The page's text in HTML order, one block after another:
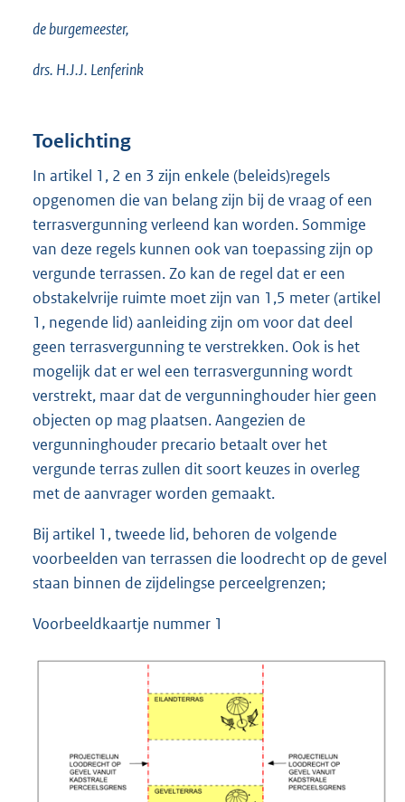
de burgemeester,
drs. H.J.J. Lenferink
Toelichting
In artikel 1, 2 en 3 zijn enkele (beleids)regels
opgenomen die van belang zijn bij de vraag of een
terrasvergunning verleend kan worden. Sommige
van deze regels kunnen ook van toepassing zijn op
vergunde terrassen. Zo kan de regel dat er een
obstakelvrije ruimte moet zijn van 1,5 meter (artikel
1, negende lid) aanleiding zijn om voor dat deel
geen terrasvergunning te verstrekken. Ook is het
mogelijk dat er wel een terrasvergunning wordt
verstrekt, maar dat de vergunninghouder hier geen
objecten op mag plaatsen. Aangezien de
vergunninghouder precario betaalt over het
vergunde terras zullen dit soort keuzes in overleg
met de aanvrager worden gemaakt.
Bij artikel 1, tweede lid, behoren de volgende
voorbeelden van terrassen die loodrecht op de gevel
staan binnen de zijdelingse perceelgrenzen;
Voorbeeldkaartje nummer 1